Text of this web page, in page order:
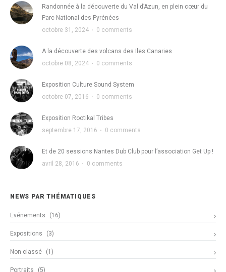
Randonnée à la découverte du Val d’Azun, en plein cœur du
Parc National des Pyrénées
octobre 31, 2024 · 0 comments
A la découverte des volcans des Iles Canaries
octobre 08, 2024 · 0 comments
Exposition Culture Sound System
octobre 07, 2016 · 0 comments
Exposition Rootikal Tribes
septembre 17, 2016 · 0 comments
Et de 20 sessions Nantes Dub Club pour l’association Get Up !
avril 28, 2016 · 0 comments
NEWS PAR THÉMATIQUES
Evénements (16)
Expositions (3)
Non classé (1)
Portraits (5)